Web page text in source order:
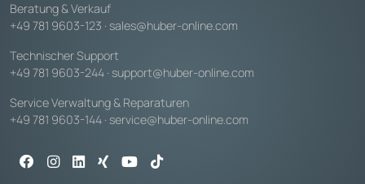
Beratung & Verkauf
+49 781 9603-123 · sales@huber-online.com
Technischer Support
+49 781 9603-244 · support@huber-online.com
Service Verwaltung & Reparaturen
+49 781 9603-144 · service@huber-online.com